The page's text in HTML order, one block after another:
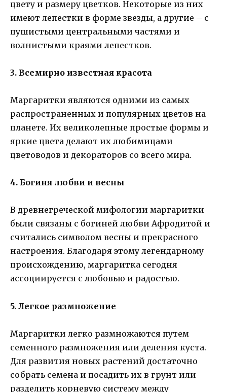
цвету и размеру цветков. Некоторые из них
имеют лепестки в форме звезды, а другие – с
пушистыми центральными частями и
волнистыми краями лепестков.
3. Всемирно известная красота
Маргаритки являются одними из самых
распространенных и популярных цветов на
планете. Их великолепные простые формы и
яркие цвета делают их любимицами
цветоводов и декораторов со всего мира.
4. Богиня любви и весны
В древнегреческой мифологии маргаритки
были связаны с богиней любви Афродитой и
считались символом весны и прекрасного
настроения. Благодаря этому легендарному
происхождению, маргаритка сегодня
ассоциируется с любовью и радостью.
5. Легкое размножение
Маргаритки легко размножаются путем
семенного размножения или деления куста.
Для развития новых растений достаточно
собрать семена и посадить их в грунт или
разделить корневую систему между